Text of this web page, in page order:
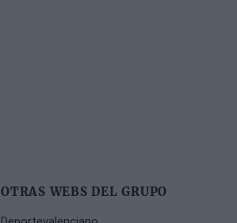
OTRAS WEBS DEL GRUPO